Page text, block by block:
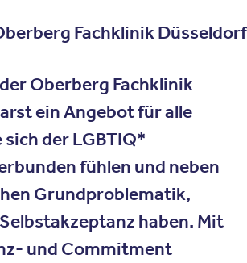
Fachklinik Düsseldorf
Oberberg Fachklinik
ein Angebot für alle
sich der LGBTIQ*
fühlen und neben
Grundproblematik,
haben. Mit
und Commitment